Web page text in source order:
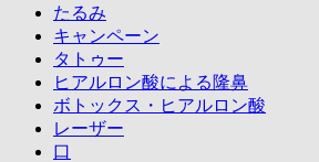
たるみ
キャンペーン
タトゥー
ヒアルロン酸による隆鼻
ボトックス・ヒアルロン酸
レーザー
口